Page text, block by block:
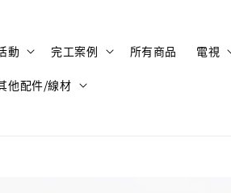
動 完工案例 所有商品 電視
他配件/線材